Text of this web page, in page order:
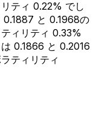
ティ 0.22% でし
と 0.1968の
ィリティ 0.33%
0.1866 と 0.2016
ティリティ